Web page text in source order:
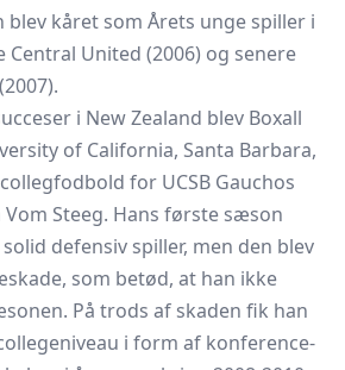
blev kåret som Årets unge spiller i
Central United (2006) og senere
i New Zealand blev Boxall
of California, Santa Barbara,
for UCSB Gauchos
Steeg. Hans første sæson
defensiv spiller, men den blev
som betød, at han ikke
På trods af skaden fik han
i form af konference-